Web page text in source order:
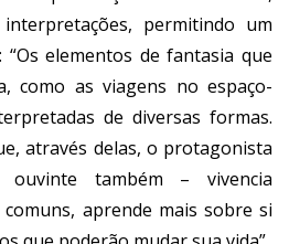
permitindo um
elementos de fantasia que
como as viagens no espaço-
de diversas formas.
através delas, o protagonista
também – vivencia
aprende mais sobre si